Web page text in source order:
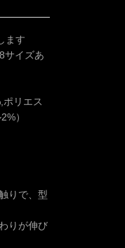
ます
サイズあ
リエス
）
りで、型
りが伸び